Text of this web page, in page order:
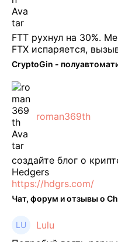
FTT рухнул на 30%. Мечта о возрождении биржи
FTX испаряется,
ее собственного
февраля FTT, ныне
CryptoGin -
roman369th
создайте блог о
Hedgers
https://hdgrs.com/
Чат, форум и отзывы о
Lulu